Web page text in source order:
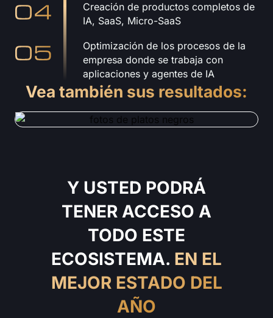
Creación de productos completos de
IA, SaaS, Micro-SaaS
Optimización de los procesos de la
empresa donde se trabaja con
aplicaciones y agentes de IA
Vea también sus resultados:
Y USTED PODRÁ
TENER ACCESO A
TODO ESTE
ECOSISTEMA. EN EL
MEJOR ESTADO DEL
AÑO